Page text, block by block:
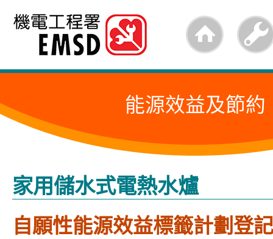
跳
內
的
始
能源效益及節約
家用儲水式電熱水爐
自願性能源效益標籤計劃登